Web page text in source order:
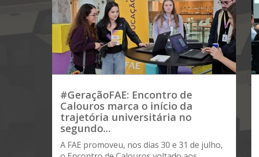
#GeraçãoFAE: Encontro de
Calouros marca o início da
trajetória universitária no
segundo...
A FAE promoveu, nos dias 30 e 31 de julho,